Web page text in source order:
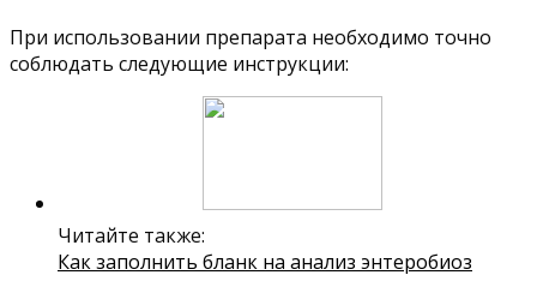
При использовании препарата необходимо точно
соблюдать следующие инструкции:
Читайте также:
Как заполнить бланк на анализ энтеробиоз